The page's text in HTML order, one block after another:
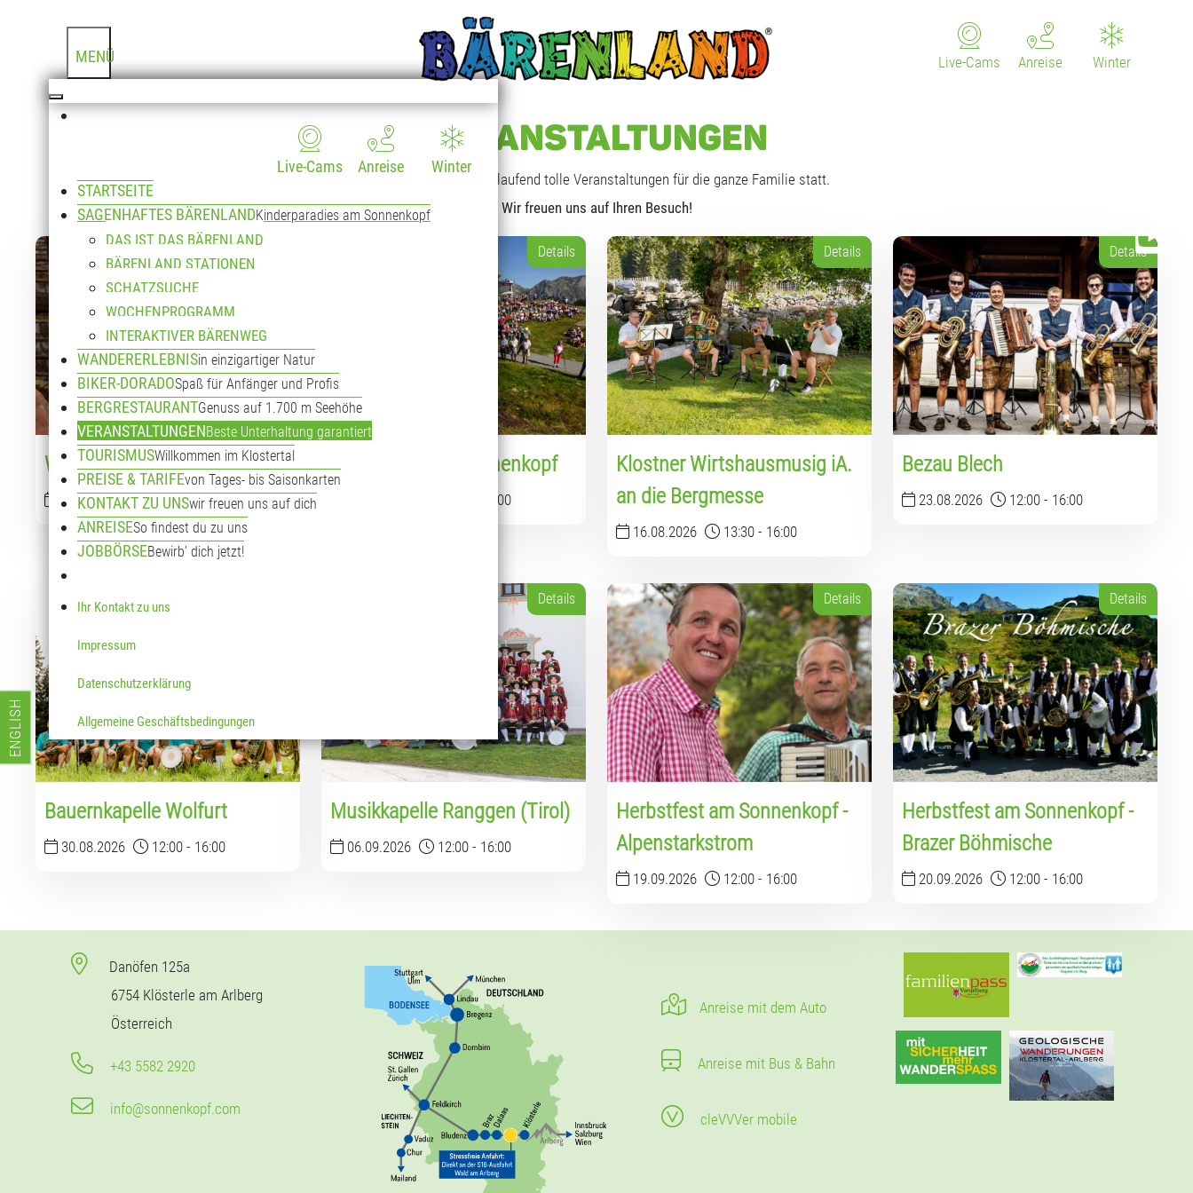
MENÜ
Winter
Anreise
Live-Cams
STARTSEITE
SAGENHAFTES BÄRENLANDKinderparadies am Sonnenkopf
DAS IST DAS BÄRENLAND
BÄRENLAND STATIONEN
SCHATZSUCHE
WOCHENPROGRAMM
INTERAKTIVER BÄRENWEG
WANDERERLEBNISin einzigartiger Natur
BIKER-DORADOSpaß für Anfänger und Profis
BERGRESTAURANTGenuss auf 1.700 m Seehöhe
VERANSTALTUNGENBeste Unterhaltung garantiert
TOURISMUSWillkommen im Klostertal
PREISE & TARIFEvon Tages- bis Saisonkarten
KONTAKT ZU UNSwir freuen uns auf dich
ANREISESo findest du zu uns
JOBBÖRSEBewirb' dich jetzt!
Ihr Kontakt zu uns
Impressum
Datenschutzerklärung
Allgemeine Geschäftsbedingungen
Winter
Anreise
Live-Cams
VERANSTALTUNGEN
Am Sonnenkopf finden laufend tolle Veranstaltungen für die ganze Familie statt.
Wir freuen uns auf Ihren Besuch!
Wolkenbruch
09.08.2026 12:00- 16:00
Details
Bergmesse am Sonnenkopf
13:00
Details
Klostner Wirtshausmusig iA.
an die Bergmesse
16.08.2026 13:30 - 16:00
Details
Bezau Blech
23.08.2026 12:00 - 16:00
Bauernkapelle Wolfurt
30.08.2026 12:00 - 16:00
Details
Musikkapelle Ranggen (Tirol)
06.09.2026 12:00 - 16:00
Details
Herbstfest am Sonnenkopf -
Alpenstarkstrom
19.09.2026 12:00 - 16:00
Details
Herbstfest am Sonnenkopf -
Brazer Böhmische
20.09.2026 12:00 - 16:00
Danöfen 125a
6754 Klösterle am Arlberg
Österreich
+43 5582 2920
info@sonnenkopf.com
Anreise mit dem Auto
Anreise mit Bus & Bahn
cleVVVer mobile
Sprache auswählen
ENGLISH